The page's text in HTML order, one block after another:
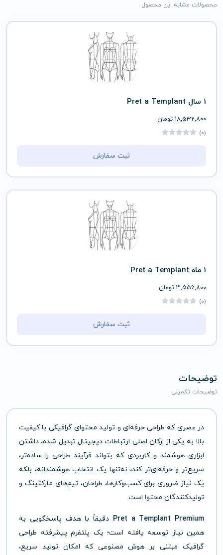
محصولات مشابه این محصول
1 سال Pret a Templant
18,532,800 تومان
(0)
ثبت سفارش
1 ماه Pret a Templant
3,556,800 تومان
(0)
ثبت سفارش
توضیحات
توضیحات تکمیلی
در عصری که طراحی حرفه‌ای و تولید محتوای گرافیکی با کیفیت
بالا به یکی از ارکان اصلی ارتباطات دیجیتال تبدیل شده، داشتن
ابزاری هوشمند و کاربردی که بتواند فرآیند طراحی را ساده‌تر،
سریع‌تر و حرفه‌ای‌تر کند، نه‌تنها یک انتخاب هوشمندانه، بلکه
یک نیاز ضروری برای کسب‌وکارها، طراحان، تیم‌های مارکتینگ و
تولیدکنندگان محتوا است.
Pret a Templant Premium دقیقاً با هدف پاسخگویی به
همین نیاز توسعه یافته است؛ یک پلتفرم پیشرفته طراحی
گرافیک مبتنی بر هوش مصنوعی که امکان تولید سریع،